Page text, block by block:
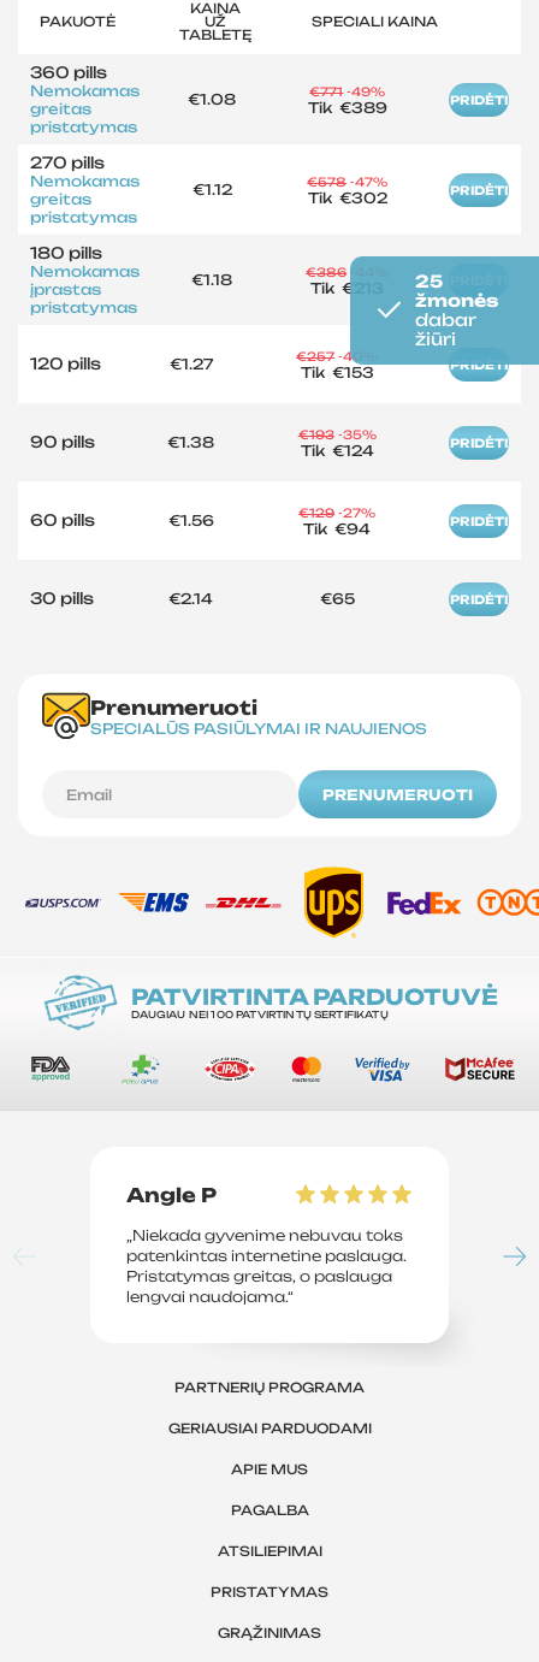
PAKUOTĖ
KAINA
UŽ
TABLETĘ
SPECIALI KAINA
360 pills
Nemokamas
greitas
pristatymas
€1.08 €771 -49%
Tik €389 PRIDĖTI
270 pills
Nemokamas
greitas
pristatymas
€1.12 €578 -47%
Tik €302 PRIDĖTI
180 pills
Nemokamas
įprastas
pristatymas
€1.18 €386 -44%
Tik€213
120 pills €1.27 €257 -40%
Tik €153 PRIDĖTI
90 pills €1.38 €193 -35%
Tik €124 PRIDĖTI
60 pills €1.56 €129 -27%
Tik€94 PRIDĖTI
30 pills €2.14 €65 PRIDĖTI
Prenumeruoti
SPECIALŪS PASIŪLYMAI IR NAUJIENOS
PRENUMERUOTI
PATVIRTINTA PARDUOTUVĖ
DAUGIAU NEI 100 PATVIRTINTŲ SERTIFIKATŲ
Angle P
„Niekada gyvenime nebuvau toks
patenkintas internetine paslauga.
Pristatymas greitas, o paslauga
lengvai naudojama.“
PARTNERIŲ PROGRAMA
GERIAUSIAI PARDUODAMI
APIE MUS
PAGALBA
ATSILIEPIMAI
PRISTATYMAS
GRĄŽINIMAS
25
žmonės
dabar
žiūri